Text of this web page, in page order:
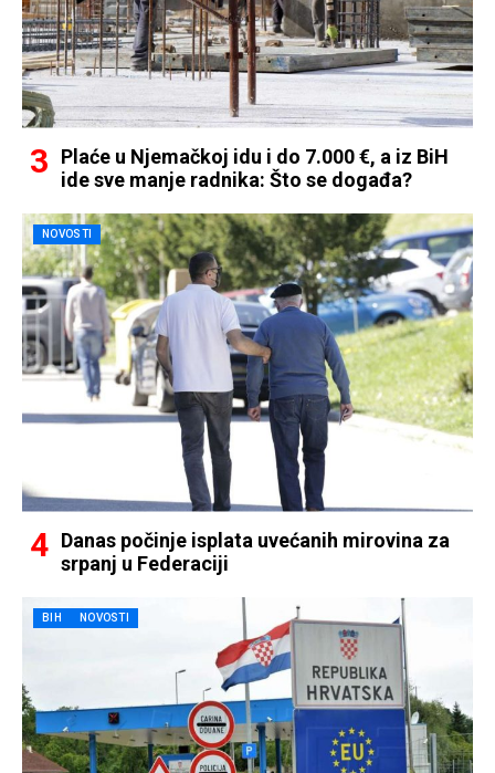
Plaće u Njemačkoj idu i do 7.000 €, a iz BiH
ide sve manje radnika: Što se događa?
NOVOSTI
Danas počinje isplata uvećanih mirovina za
srpanj u Federaciji
BIH NOVOSTI